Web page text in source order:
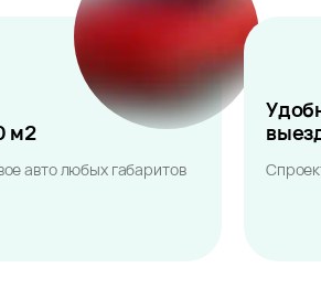
м2
авто любых габаритов